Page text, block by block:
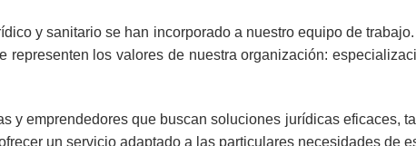
y sanitario se han incorporado a nuestro equipo de
representen los valores de nuestra organización:
y emprendedores que buscan soluciones jurídicas eficaces,
un servicio adaptado a las particulares necesidades de